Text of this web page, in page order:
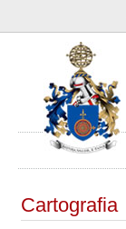
Cartografia